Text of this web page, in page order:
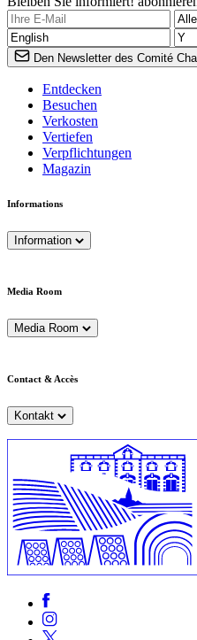
Den Newsletter des Comité
Entdecken
Besuchen
Verkosten
Vertiefen
Verpflichtungen
Magazin
Informations
Information
Media Room
Media Room
Contact & Accès
Kontakt